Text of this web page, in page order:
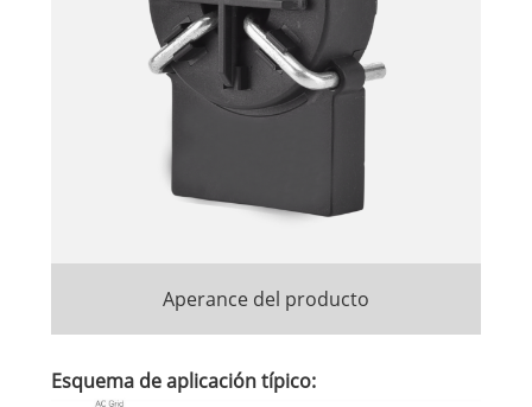
Aperance del producto
Esquema de aplicación típico: